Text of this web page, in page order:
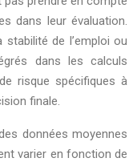
dans leur évaluation.
de l’emploi ou
dans les calculs
risque spécifiques à
finale.
données moyennes
varier en fonction de